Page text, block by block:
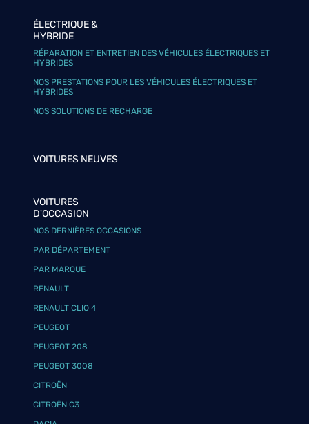
ÉLECTRIQUE &
HYBRIDE
RÉPARATION ET ENTRETIEN DES VÉHICULES ÉLECTRIQUES ET
HYBRIDES
NOS PRESTATIONS POUR LES VÉHICULES ÉLECTRIQUES ET
HYBRIDES
NOS SOLUTIONS DE RECHARGE
VOITURES NEUVES
VOITURES
D'OCCASION
NOS DERNIÈRES OCCASIONS
PAR DÉPARTEMENT
PAR MARQUE
RENAULT
RENAULT CLIO 4
PEUGEOT
PEUGEOT 208
PEUGEOT 3008
CITROËN
CITROËN C3